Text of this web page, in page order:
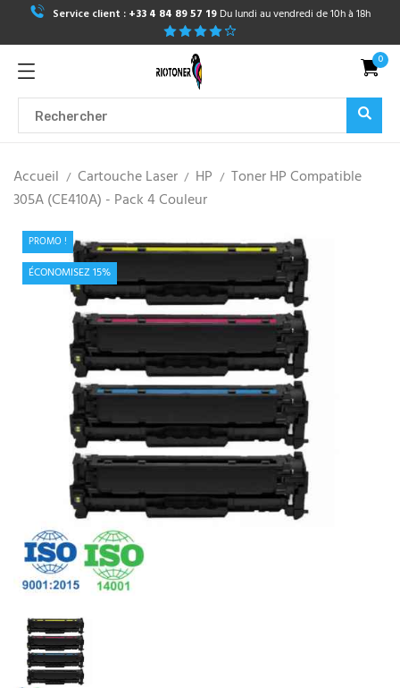
Service client : +33 4 84 89 57 19 Du lundi au vendredi de 10h à 18h
0
Accueil Cartouche Laser HP
Toner HP Compatible
305A (CE410A) - Pack 4 Couleur
PROMO !
ÉCONOMISEZ 15%